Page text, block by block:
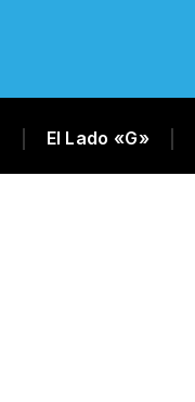
El Lado «G»